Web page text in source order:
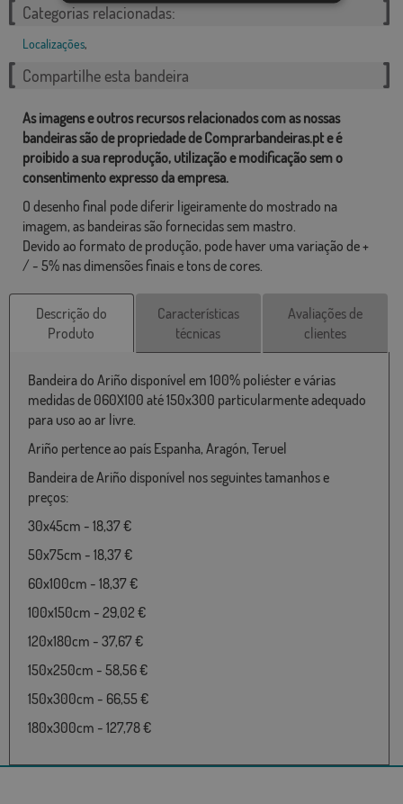
Categorias relacionadas:
Localizações,
Compartilhe esta bandeira
As imagens e outros recursos relacionados com as nossas
bandeiras são de propriedade de Comprarbandeiras.pt e é
proibido a sua reprodução, utilização e modificação sem o
consentimento expresso da empresa.
O desenho final pode diferir ligeiramente do mostrado na
imagem, as bandeiras são fornecidas sem mastro.
Devido ao formato de produção, pode haver uma variação de +
/ - 5% nas dimensões finais e tons de cores.
Descrição do
Produto
Características
técnicas
Avaliações de
clientes
Bandeira do Ariño disponível em 100% poliéster e várias
medidas de 060X100 até 150x300 particularmente adequado
para uso ao ar livre.
Ariño pertence ao país Espanha, Aragón, Teruel
Bandeira de Ariño disponível nos seguintes tamanhos e
preços:
30x45cm - 18,37 €
50x75cm - 18,37 €
60x100cm - 18,37 €
100x150cm - 29,02 €
120x180cm - 37,67 €
150x250cm - 58,56 €
150x300cm - 66,55 €
180x300cm - 127,78 €